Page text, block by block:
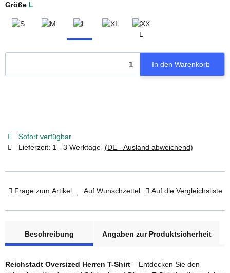
Größe L
In den Warenkorb
Sofort verfügbar
Lieferzeit: 1 - 3 Werktage (DE - Ausland abweichend)
Frage zum Artikel Auf Wunschzettel Auf die Vergleichsliste
Beschreibung
Angaben zur Produktsicherheit
Reichstadt Oversized Herren T-Shirt – Entdecken Sie den